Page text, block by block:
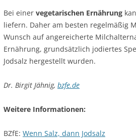
Bei einer vegetarischen Ernährung
liefern. Daher am besten regelmäßig
Wunsch auf angereicherte
Ernährung, grundsätzlich jodiertes
Jodsalz hergestellt wurden.
Dr. Birgit Jähnig, bzfe.de
Weitere Informationen:
BZfE: Wenn Salz, dann Jodsalz